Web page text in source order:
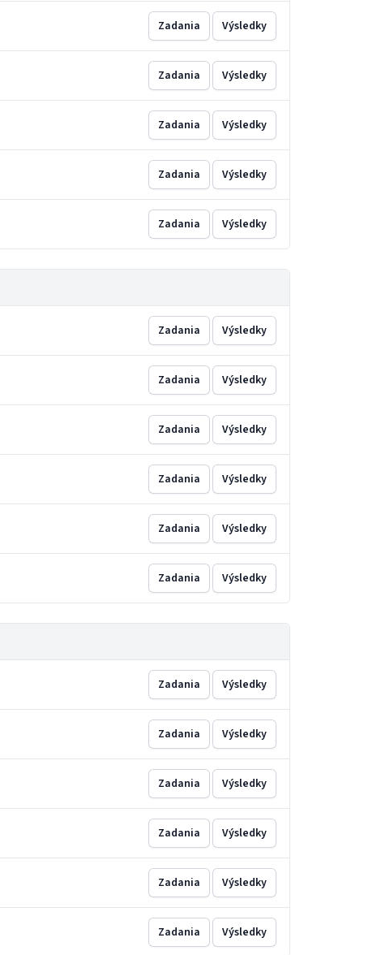
Zadania Výsledky
Zadania Výsledky
Zadania Výsledky
Zadania Výsledky
Zadania Výsledky
Zadania Výsledky
Zadania Výsledky
Zadania Výsledky
Zadania Výsledky
Zadania Výsledky
Zadania Výsledky
Zadania Výsledky
Zadania Výsledky
Zadania Výsledky
Zadania Výsledky
Zadania Výsledky
Zadania Výsledky